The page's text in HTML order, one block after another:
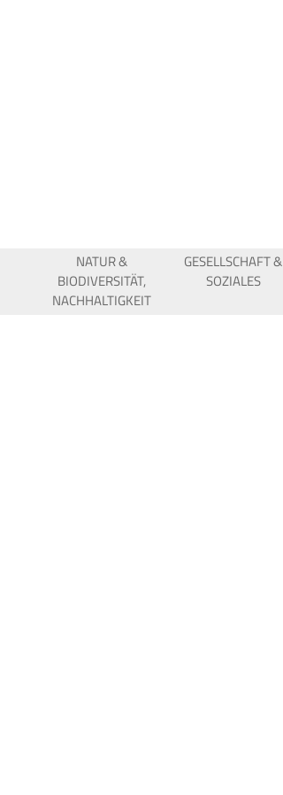
NATUR &
BIODIVERSITÄT,
NACHHALTIGKEIT
GESELLSCHAFT &
SOZIALES